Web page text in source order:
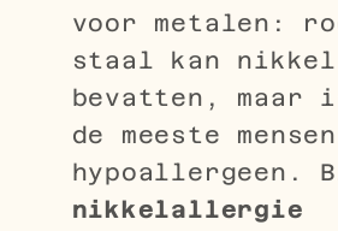
voor metalen:
staal kan nikkel
bevatten, maar
de meeste mensen
hypoallergeen.
nikkelallergie